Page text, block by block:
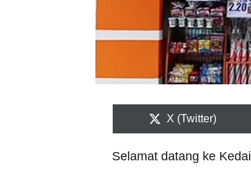
Share
X (Twitter)
Selamat datang ke